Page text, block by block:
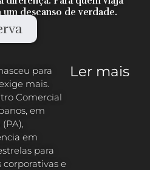
um descanso de verdade.
para
mais.
Comercial
em
em
para
corporativas e
Ler mais